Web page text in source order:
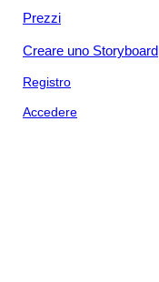
Prezzi
Creare uno Storyboard
Registro
Accedere